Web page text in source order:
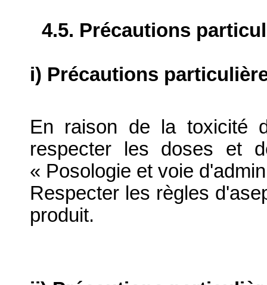
4.5. Précautions
i) Précautions
En raison de la toxicité
respecter les doses et
« Posologie et voie
Respecter les règles
produit.